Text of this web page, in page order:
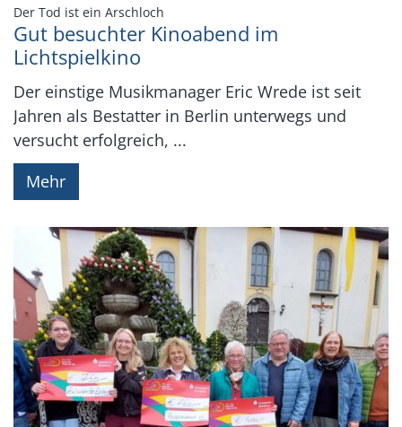
Der Tod ist ein Arschloch
Gut besuchter Kinoabend im
Lichtspielkino
Der einstige Musikmanager Eric Wrede ist seit
Jahren als Bestatter in Berlin unterwegs und
versucht erfolgreich, ...
Mehr